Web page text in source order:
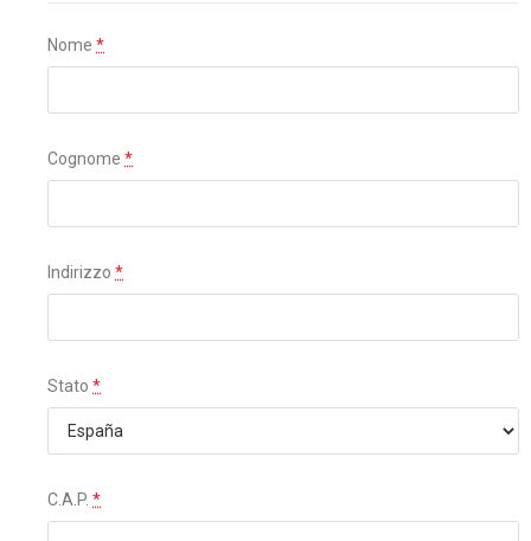
Nome *
Cognome *
Indirizzo *
Stato *
C.A.P. *